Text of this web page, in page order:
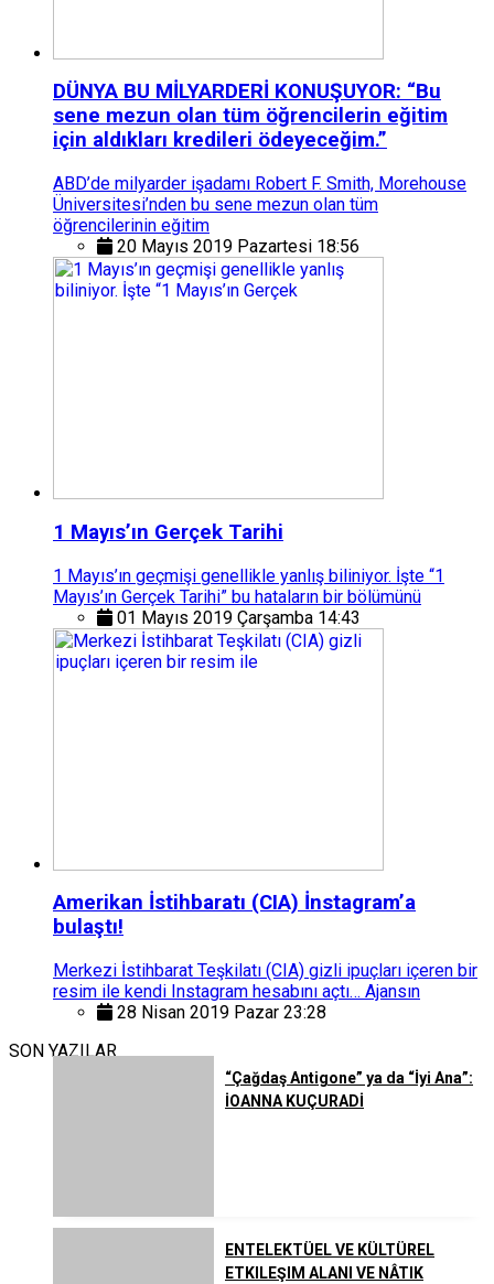
DÜNYA BU MİLYARDERİ KONUŞUYOR: “Bu
sene mezun olan tüm öğrencilerin eğitim
için aldıkları kredileri ödeyeceğim.”
ABD’de milyarder işadamı Robert F. Smith, Morehouse
Üniversitesi’nden bu sene mezun olan tüm
öğrencilerinin eğitim
20 Mayıs 2019 Pazartesi 18:56
1 Mayıs’ın Gerçek Tarihi
1 Mayıs’ın geçmişi genellikle yanlış biliniyor. İşte “1
Mayıs’ın Gerçek Tarihi” bu hataların bir bölümünü
01 Mayıs 2019 Çarşamba 14:43
Amerikan İstihbaratı (CIA) İnstagram’a
bulaştı!
Merkezi İstihbarat Teşkilatı (CIA) gizli ipuçları içeren bir
resim ile kendi Instagram hesabını açtı… Ajansın
28 Nisan 2019 Pazar 23:28
SON YAZILAR
“Çağdaş Antigone” ya da “İyi Ana”:
İOANNA KUÇURADİ
ENTELEKTÜEL VE KÜLTÜREL
ETKILEŞIM ALANI VE NÂTIK